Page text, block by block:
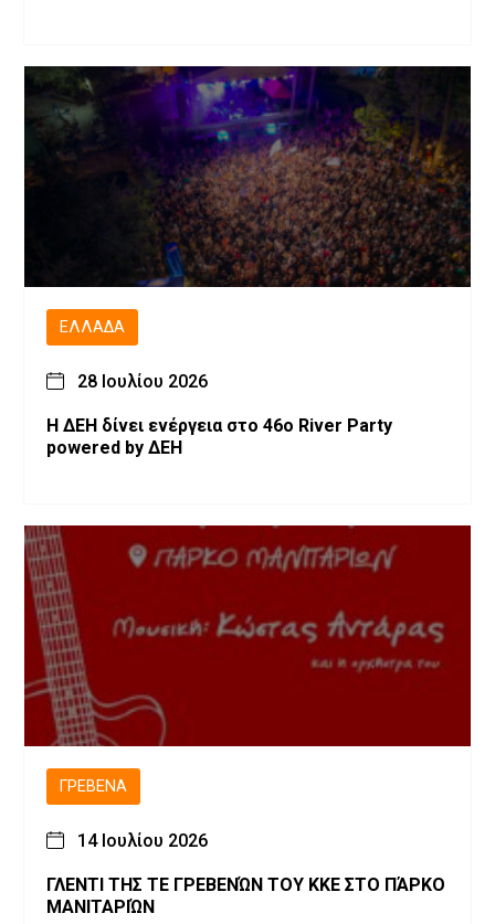
ΕΛΛΆΔΑ
28 Ιουλίου 2026
Η ΔΕΗ δίνει ενέργεια στο 46ο River Party
powered by ΔΕΗ
ΓΡΕΒΕΝΆ
14 Ιουλίου 2026
ΓΛΕΝΤΙ ΤΗΣ ΤΕ ΓΡΕΒΕΝΏΝ ΤΟΥ ΚΚΕ ΣΤΟ ΠΆΡΚΟ
ΜΑΝΙΤΑΡΙΏΝ